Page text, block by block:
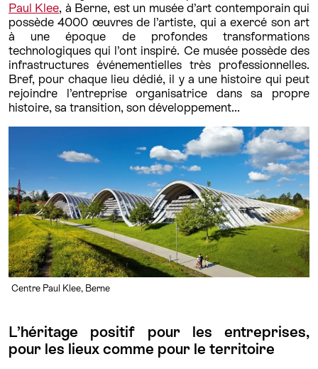
Paul Klee, à Berne, est un musée d’art contemporain qui
possède 4000 œuvres de l’artiste, qui a exercé son art
à une époque de profondes transformations
technologiques qui l’ont inspiré. Ce musée possède des
infrastructures événementielles très professionnelles.
Bref, pour chaque lieu dédié, il y a une histoire qui peut
rejoindre l’entreprise organisatrice dans sa propre
histoire, sa transition, son développement...
Centre Paul Klee, Berne
L’héritage positif pour les entreprises,
pour les lieux comme pour le territoire